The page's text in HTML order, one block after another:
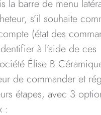
la barre de menu
s’il souhaite
(état des
à l’aide de ces
Élise B
de commander et
étapes, avec 3
: